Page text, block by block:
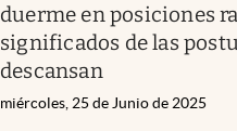
duerme en posiciones
significados de las
descansan
miércoles, 25 de Junio de 2025